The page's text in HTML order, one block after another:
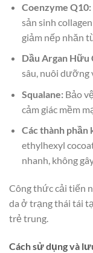
Coenzyme Q10:
sản sinh
giảm nếp nhăn
Dầu Argan Hữu
sâu, nuôi dưỡng
Squalane:Bảo
cảm giác mềm
Các thành phần
ethylhexyl
nhanh, không
Công thức cải tiến
da ở trạng thái tái
trẻ trung.
Cách sử dụng và